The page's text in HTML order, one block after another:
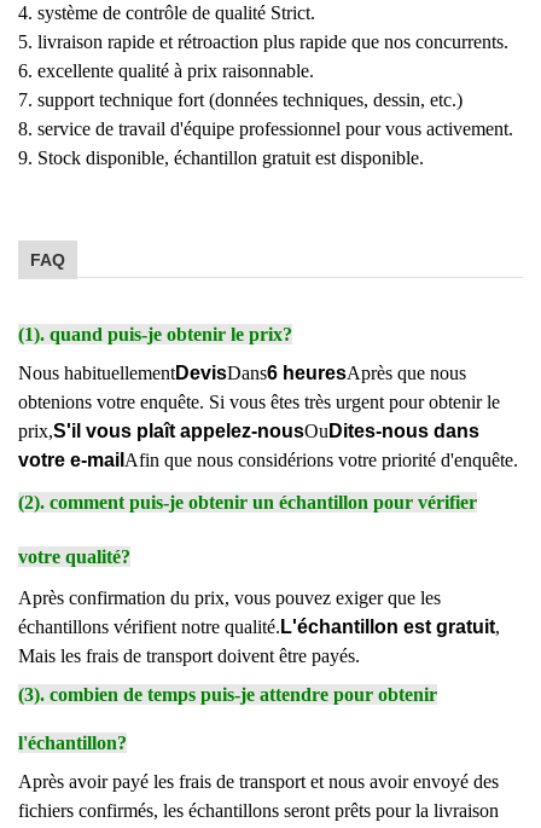
4. système de contrôle de qualité Strict.
5. livraison rapide et rétroaction plus rapide que nos concurrents.
6. excellente qualité à prix raisonnable.
7. support technique fort (données techniques, dessin, etc.)
8. service de travail d'équipe professionnel pour vous activement.
9. Stock disponible, échantillon gratuit est disponible.
FAQ
(1). quand puis-je obtenir le prix?
Nous habituellementDevisDans6 heuresAprès que nous
obtenions votre enquête. Si vous êtes très urgent pour obtenir le
prix,S'il vous plaît appelez-nousOu Dites-nous dans
votre e-mail Afin que nous considérions votre priorité d'enquête.
(2). comment puis-je obtenir un échantillon pour vérifier
votre qualité?
Après confirmation du prix, vous pouvez exiger que les
échantillons vérifient notre qualité. L'échantillon est gratuit,
Mais les frais de transport doivent être payés.
(3). combien de temps puis-je attendre pour obtenir
l'échantillon?
Après avoir payé les frais de transport et nous avoir envoyé des
fichiers confirmés, les échantillons seront prêts pour la livraison